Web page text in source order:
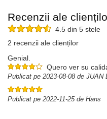
Recenzii ale
4.5 din 5 stele
2 recenzii ale clienților
Genial.
Quero ver su
Publicat pe 2023-08-08 de JUAN
Publicat pe 2022-11-25 de Hans